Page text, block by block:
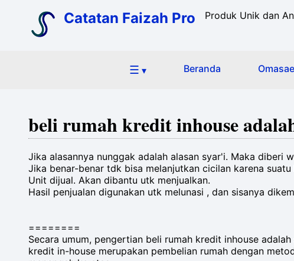
Catatan Faizah Pro Produk Unik dan
☰ ▾ Beranda Omasae
beli rumah kredit inhouse
Jika alasannya nunggak adalah alasan syar'i. Maka diberi
Jika benar-benar tdk bisa melanjutkan cicilan karena suatu
Unit dijual. Akan dibantu utk menjualkan.
Hasil penjualan digunakan utk melunasi , dan sisanya
========
Secara umum, pengertian beli rumah kredit inhouse
kredit in-house merupakan pembelian rumah dengan